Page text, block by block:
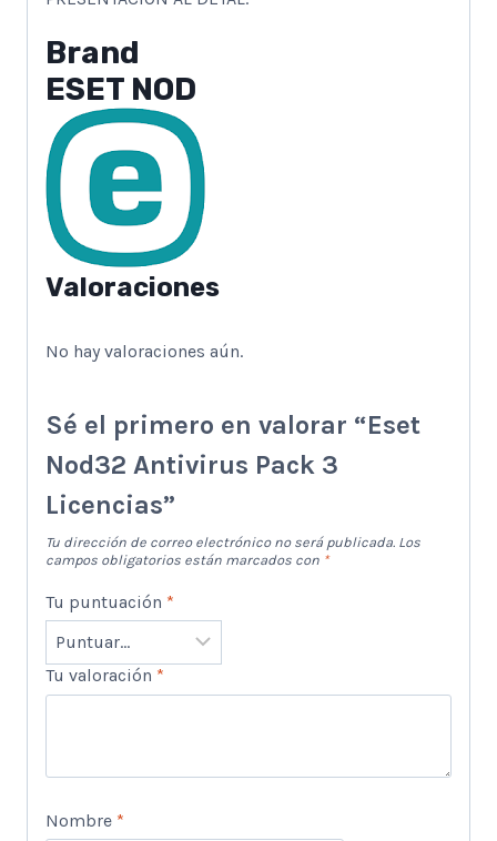
Brand
ESET NOD
Valoraciones
No hay valoraciones aún.
Sé el primero en valorar “Eset
Nod32 Antivirus Pack 3
Licencias”
Tu dirección de correo electrónico no será publicada. Los
campos obligatorios están marcados con *
Tu puntuación *
Tu valoración *
Nombre *